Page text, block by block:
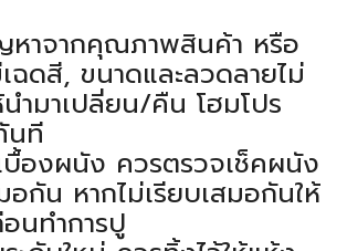
าจากคุณภาพสินค้า หรือ
ฉดสี, ขนาดและลวดลายไม่
ำมาเปลี่ยน/คืน โฮมโปร
นที
บื้องผนัง ควรตรวจเช็คผนัง
อกัน หากไม่เรียบเสมอกันให้
นทำการปู